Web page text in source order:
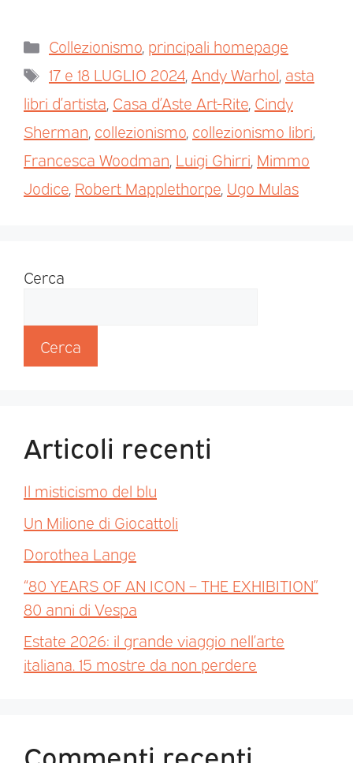
Collezionismo, principali homepage
17 e 18 LUGLIO 2024, Andy Warhol, asta
libri d’artista, Casa d’Aste Art-Rite, Cindy
Sherman, collezionismo, collezionismo libri,
Francesca Woodman, Luigi Ghirri, Mimmo
Jodice, Robert Mapplethorpe, Ugo Mulas
Cerca
Cerca
Articoli recenti
Il misticismo del blu
Un Milione di Giocattoli
Dorothea Lange
“80 YEARS OF AN ICON – THE EXHIBITION”
80 anni di Vespa
Estate 2026: il grande viaggio nell’arte
italiana. 15 mostre da non perdere